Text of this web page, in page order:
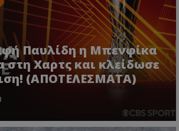
Παυλίδη η Μπενφίκα
στη Χαρτς και κλείδωσε
(ΑΠΟΤΕΛΕΣΜΑΤΑ)